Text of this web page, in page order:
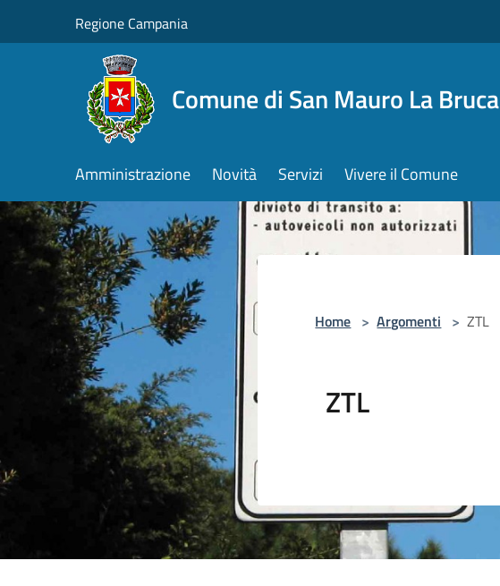
Regione Campania
Comune di San Mauro La Bruca
Amministrazione Novità Servizi Vivere il Comune
Home > Argomenti > ZTL
ZTL